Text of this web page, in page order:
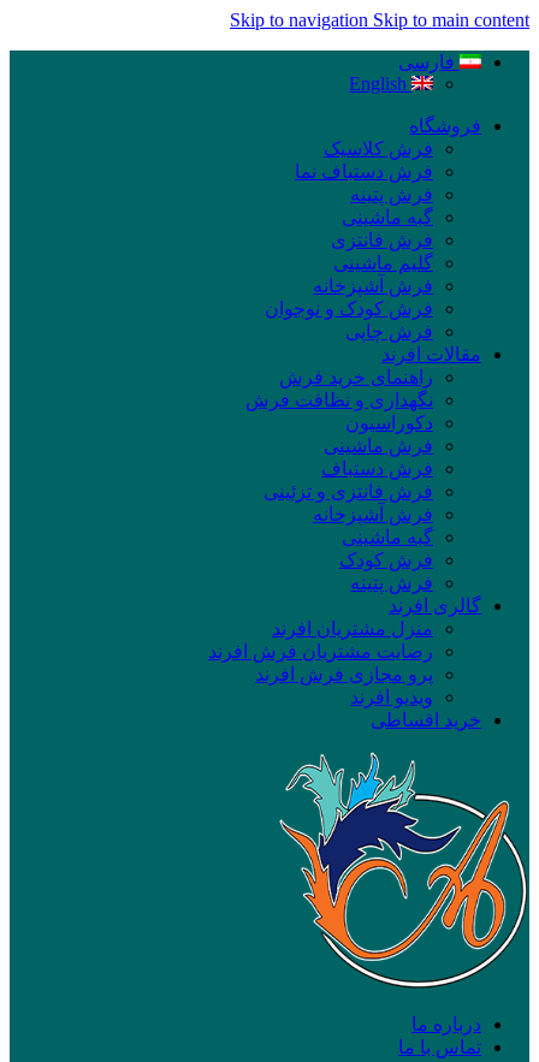
Skip to navigation Skip to main content
فارسی
English
فروشگاه
فرش کلاسیک
فرش دستباف نما
فرش پتینه
گبه ماشینی
فرش فانتزی
گلیم ماشینی
فرش آشپزخانه
فرش کودک و نوجوان
فرش چاپی
مقالات افرند
راهنمای خرید فرش
نگهداری و نظافت فرش
دکوراسیون
فرش ماشینی
فرش دستباف
فرش فانتزی و تزئینی
فرش آشپزخانه
گبه ماشینی
فرش کودک
فرش پتینه
گالری افرند
منزل مشتریان افرند
رضایت مشتریان فرش افرند
پرو مجازی فرش افرند
ویدیو افرند
خرید اقساطی
درباره ما
تماس با ما